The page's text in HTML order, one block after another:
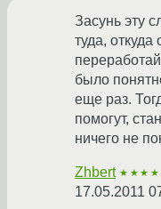
Засунь эту
туда,
было
еще раз.
помогут,
ничего не
Zhbert
17.05.2011